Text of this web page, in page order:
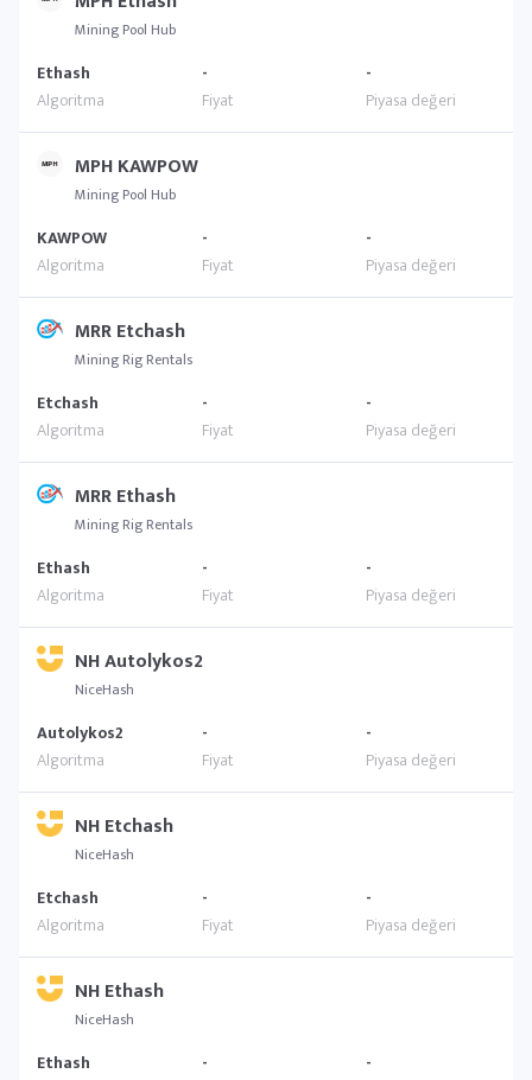
Mining Pool Hub
Ethash - -
MPH KAWPOW
Mining Pool Hub
KAWPOW - -
MRR Etchash
Mining Rig Rentals
Etchash - -
MRR Ethash
Mining Rig Rentals
Ethash - -
NH Autolykos2
NiceHash
Autolykos2 - -
NH Etchash
NiceHash
Etchash - -
NH Ethash
NiceHash
Ethash - -